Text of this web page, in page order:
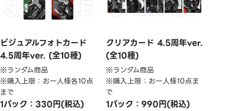
ビジュアルフォトカード
4.5周年ver. (全10種)
※ランダム商品
※購入上限：お一人様各10点
まで
1パック：330円(税込)
クリアカード 4.5周年ver.
(全10種)
※ランダム商品
※購入上限：お一人様10点ま
で
1パック：990円(税込)